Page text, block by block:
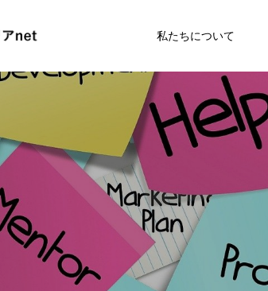
私たちについて